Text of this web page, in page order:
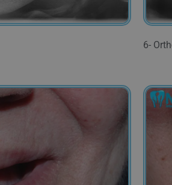
6-